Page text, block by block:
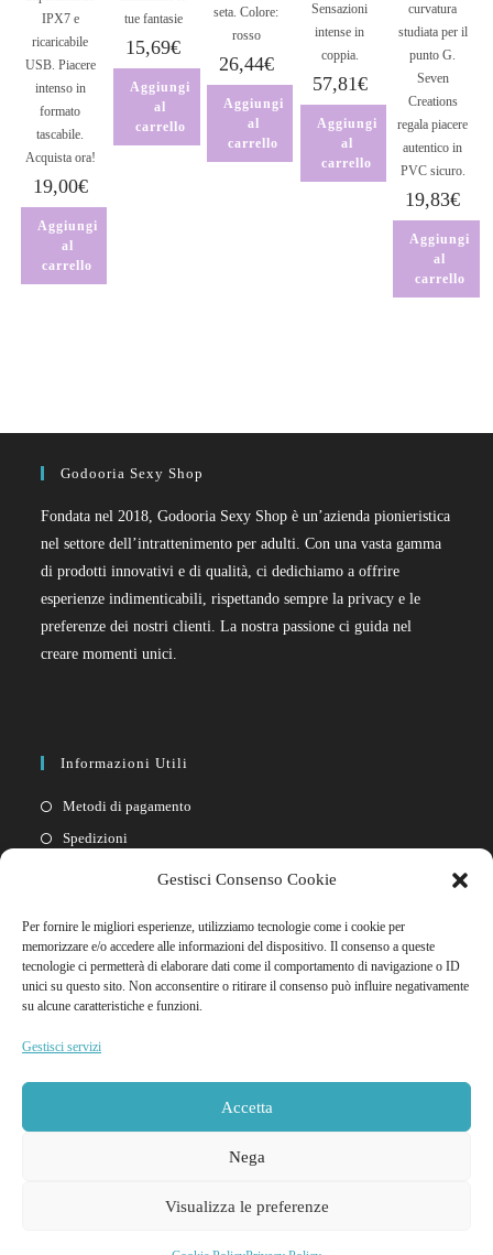
Gestisci Consenso Cookie
Per fornire le migliori esperienze, utilizziamo tecnologie come i cookie per
memorizzare e/o accedere alle informazioni del dispositivo. Il consenso a queste
tecnologie ci permetterà di elaborare dati come il comportamento di navigazione o ID
unici su questo sito. Non acconsentire o ritirare il consenso può influire negativamente
su alcune caratteristiche e funzioni.
Gestisci servizi
Accetta
Nega
Visualizza le preferenze
IPX7 e
ricaricabile
USB. Piacere
intenso in
formato
tascabile.
Acquista ora!
19,00€
Aggiungi
al
carrello
tue fantasie
15,69€
Aggiungi
al
carrello
seta. Colore:
rosso
26,44€
Aggiungi
al
carrello
Sensazioni
intense in
coppia.
57,81€
Aggiungi
al
carrello
curvatura
studiata per il
punto G.
Seven
Creations
regala piacere
autentico in
PVC sicuro.
19,83€
Aggiungi
al
carrello
Godooria Sexy Shop
Fondata nel 2018, Godooria Sexy Shop è un’azienda pionieristica
nel settore dell’intrattenimento per adulti. Con una vasta gamma
di prodotti innovativi e di qualità, ci dedichiamo a offrire
esperienze indimenticabili, rispettando sempre la privacy e le
preferenze dei nostri clienti. La nostra passione ci guida nel
creare momenti unici.
Informazioni Utili
Metodi di pagamento
Spedizioni
Cookie policy
Link Rapidi
© 2026 Godooria Sexy Shop Tutti i diritti riservati | NIF Y4837466M - Ditta